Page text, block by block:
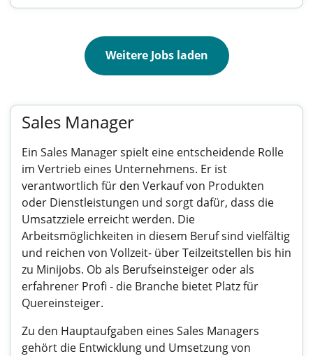
Weitere Jobs laden
Sales Manager
Ein Sales Manager spielt eine entscheidende Rolle
im Vertrieb eines Unternehmens. Er ist
verantwortlich für den Verkauf von Produkten
oder Dienstleistungen und sorgt dafür, dass die
Umsatzziele erreicht werden. Die
Arbeitsmöglichkeiten in diesem Beruf sind vielfältig
und reichen von Vollzeit- über Teilzeitstellen bis hin
zu Minijobs. Ob als Berufseinsteiger oder als
erfahrener Profi - die Branche bietet Platz für
Quereinsteiger.
Zu den Hauptaufgaben eines Sales Managers
gehört die Entwicklung und Umsetzung von